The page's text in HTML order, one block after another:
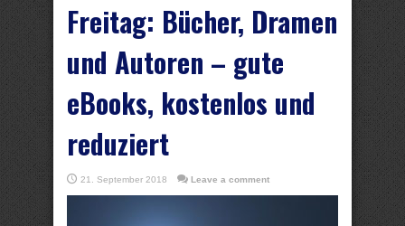
Freitag: Bücher, Dramen
und Autoren – gute
eBooks, kostenlos und
reduziert
21. September 2018 Leave a comment